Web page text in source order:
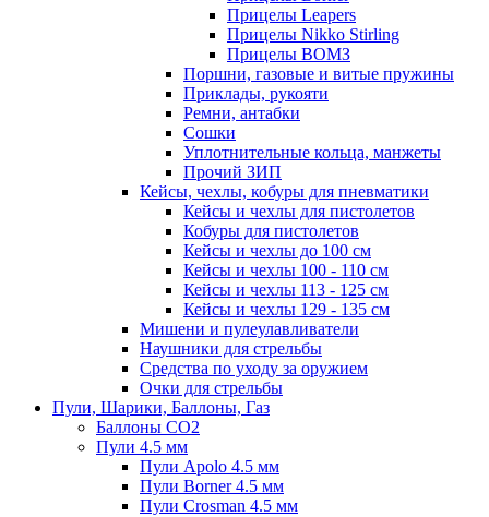
Прицелы Leapers
Прицелы Nikko Stirling
Прицелы ВОМЗ
Поршни, газовые и витые пружины
Приклады, рукояти
Ремни, антабки
Сошки
Уплотнительные кольца, манжеты
Прочий ЗИП
Кейсы, чехлы, кобуры для пневматики
Кейсы и чехлы для пистолетов
Кобуры для пистолетов
Кейсы и чехлы до 100 см
Кейсы и чехлы 100 - 110 см
Кейсы и чехлы 113 - 125 см
Кейсы и чехлы 129 - 135 см
Мишени и пулеулавливатели
Наушники для стрельбы
Средства по уходу за оружием
Очки для стрельбы
Пули, Шарики, Баллоны, Газ
Баллоны CO2
Пули 4.5 мм
Пули Apolo 4.5 мм
Пули Borner 4.5 мм
Пули Crosman 4.5 мм